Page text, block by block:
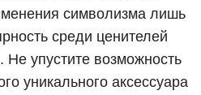
символизма лишь
среди ценителей
Не упустите возможность
уникального аксессуара